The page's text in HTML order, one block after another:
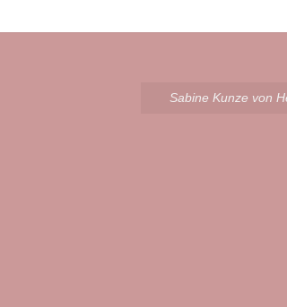
Sabine Kunze von